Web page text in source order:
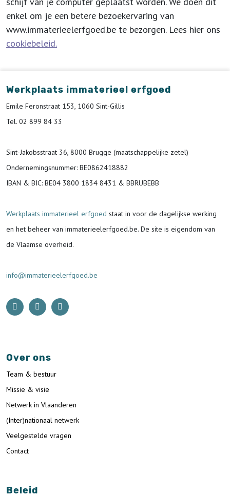
enkel om je een betere bezoekervaring van
www.immaterieelerfgoed.be te bezorgen. Lees hier ons
cookiebeleid.
Werkplaats immaterieel erfgoed
Emile Feronstraat 153, 1060 Sint-Gillis
Tel. 02 899 84 33
Sint-Jakobsstraat 36, 8000 Brugge (maatschappelijke zetel)
Ondernemingsnummer: BE0862418882
IBAN & BIC: BE04 3800 1834 8431 & BBRUBEBB
Werkplaats immaterieel erfgoed staat in voor de dagelijkse werking
en het beheer van immaterieelerfgoed.be. De site is eigendom van
de Vlaamse overheid.
info@immaterieelerfgoed.be
Over ons
Team & bestuur
Missie & visie
Netwerk in Vlaanderen
(Inter)nationaal netwerk
Veelgestelde vragen
Contact
Beleid